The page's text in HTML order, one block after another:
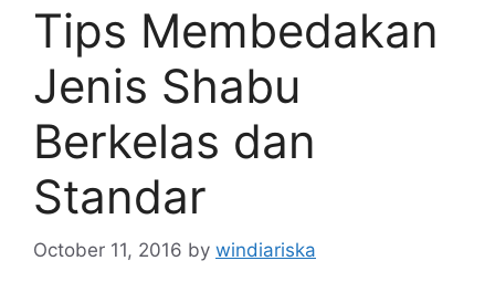
Tips Membedakan
Jenis Shabu
Berkelas dan
Standar
October 11, 2016 by windiariska